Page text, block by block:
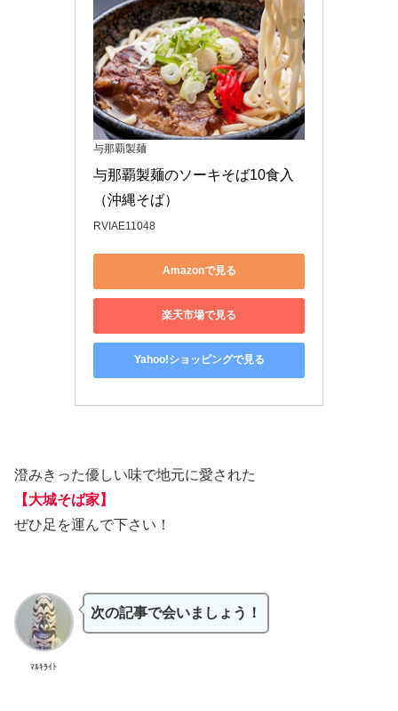
与那覇製麺
与那覇製麺のソーキそば10食入
（沖縄そば）
RVIAE11048
Amazonで見る
楽天市場で見る
Yahoo!ショッピングで見る
澄みきった優しい味で地元に愛された
【大城そば家】
ぜひ足を運んで下さい！
ﾏﾙｷﾗｲﾄ
次の記事で会いましょう！